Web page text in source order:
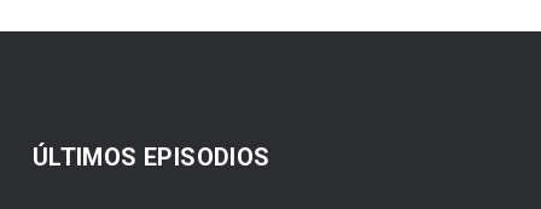
ÚLTIMOS EPISODIOS